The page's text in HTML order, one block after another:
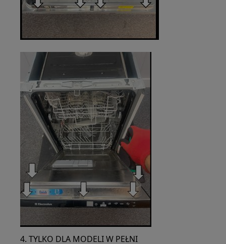
4. TYLKO DLA MODELI W PEŁNI